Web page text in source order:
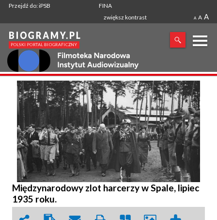
Przejdź do: iPSB
FINA
zwiększ kontrast
A A A
X
SZUKANA FRAZA
Międzynarodowy zlot harcerzy w Spale, lipiec
1935 roku.